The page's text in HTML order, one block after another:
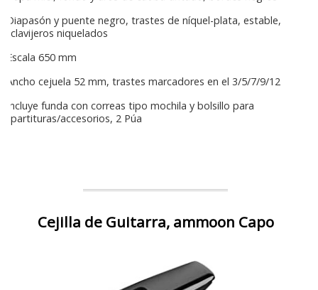
Diapasón y puente negro, trastes de níquel-plata, estable,
clavijeros niquelados
Escala 650 mm
Ancho cejuela 52 mm, trastes marcadores en el 3/5/7/9/12
Incluye funda con correas tipo mochila y bolsillo para
partituras/accesorios, 2 Púa
Cejilla de Guitarra, ammoon Capo